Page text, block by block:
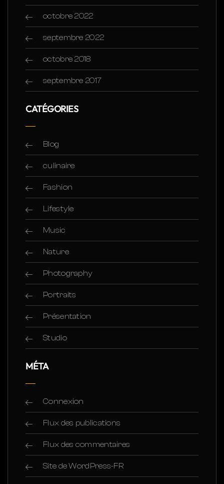
octobre 2022
septembre 2022
octobre 2018
septembre 2017
CATÉGORIES
Blog
culinaire
Fashion
Lifestyle
Music
Nature
Photography
Portraits
Présentation
Studio
MÉTA
Connexion
Flux des publications
Flux des commentaires
Site de WordPress-FR